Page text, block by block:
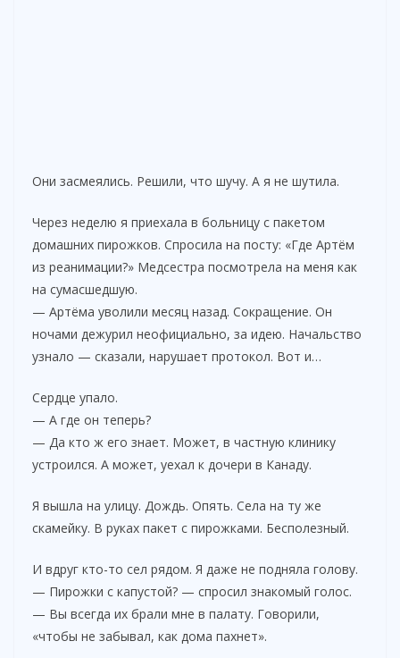
Они засмеялись. Решили, что шучу. А я не шутила.
Через неделю я приехала в больницу с пакетом
домашних пирожков. Спросила на посту: «Где Артём
из реанимации?» Медсестра посмотрела на меня как
на сумасшедшую.
— Артёма уволили месяц назад. Сокращение. Он
ночами дежурил неофициально, за идею. Начальство
узнало — сказали, нарушает протокол. Вот и…
Сердце упало.
— А где он теперь?
— Да кто ж его знает. Может, в частную клинику
устроился. А может, уехал к дочери в Канаду.
Я вышла на улицу. Дождь. Опять. Села на ту же
скамейку. В руках пакет с пирожками. Бесполезный.
И вдруг кто-то сел рядом. Я даже не подняла голову.
— Пирожки с капустой? — спросил знакомый голос.
— Вы всегда их брали мне в палату. Говорили,
«чтобы не забывал, как дома пахнет».